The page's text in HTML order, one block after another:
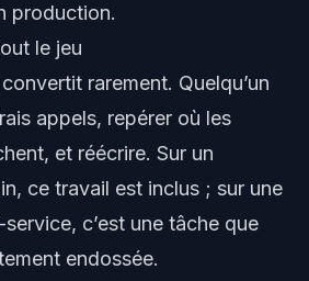
production.
le jeu
rarement. Quelqu’un
appels, repérer où les
et réécrire. Sur un
ce travail est inclus ; sur une
c’est une tâche que
endossée.